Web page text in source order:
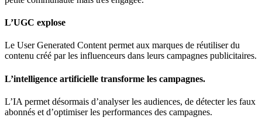
L’UGC explose
Le User Generated Content permet aux marques de réutiliser du
contenu créé par les influenceurs dans leurs campagnes publicitaires.
L’intelligence artificielle transforme les campagnes.
L’IA permet désormais d’analyser les audiences, de détecter les faux
abonnés et d’optimiser les performances des campagnes.